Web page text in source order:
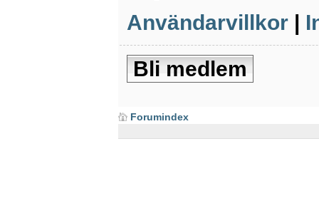
Användarvillkor |
Bli medlem
Forumindex